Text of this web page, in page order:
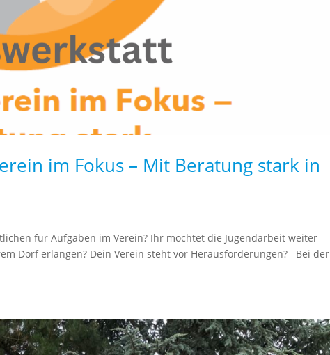
im Fokus – Mit Beratung stark in
für Aufgaben im Verein? Ihr möchtet die Jugendarbeit weiter
Dorf erlangen? Dein Verein steht vor Herausforderungen? Bei der